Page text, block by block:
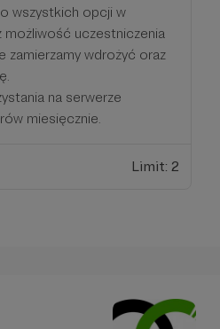
wszystkich opcji w
możliwość uczestniczenia
zamierzamy wdrożyć oraz
na serwerze
miesięcznie.
Limit: 2